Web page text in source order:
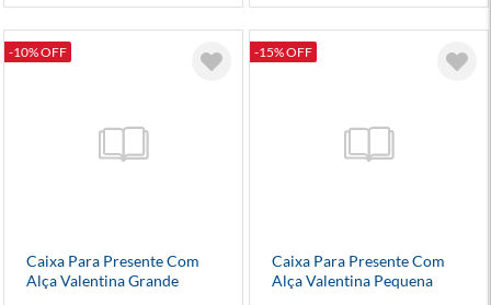
-10% OFF
Caixa Para Presente Com
Alça Valentina Grande
-15% OFF
Caixa Para Presente Com
Alça Valentina Pequena